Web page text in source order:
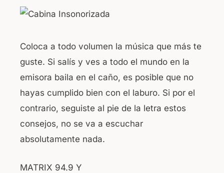
Coloca a todo volumen la música que más te
guste. Si salís y ves a todo el mundo en la
emisora baila en el caño, es posible que no
hayas cumplido bien con el laburo. Si por el
contrario, seguiste al pie de la letra estos
consejos, no se va a escuchar
absolutamente nada.
MATRIX 94.9 Y